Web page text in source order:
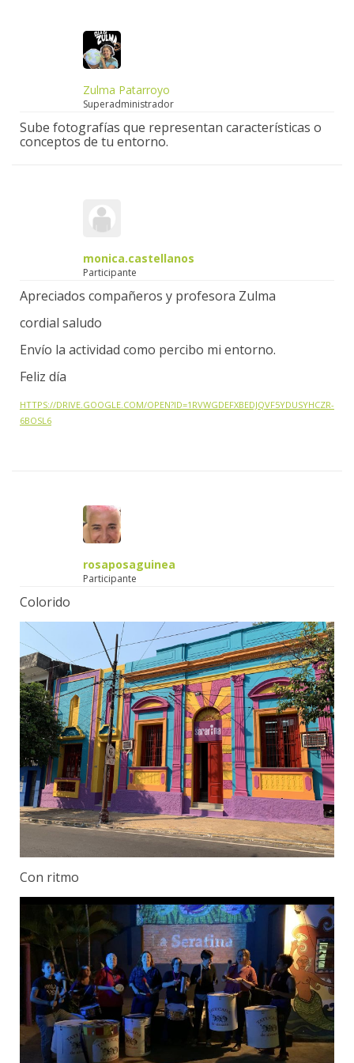
Zulma Patarroyo
Superadministrador
Sube fotografías que representan características o
conceptos de tu entorno.
monica.castellanos
Participante
Apreciados compañeros y profesora Zulma
cordial saludo
Envío la actividad como percibo mi entorno.
Feliz día
HTTPS://DRIVE.GOOGLE.COM/OPEN?ID=1RVWGDEFXBEDJQVF5YDUSYHCZR-
6BOSL6
rosaposaguinea
Participante
Colorido
Con ritmo